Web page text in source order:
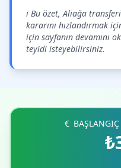
ℹ️ Bu özet, Aliağa
kararını hızlandırmak
için sayfanın devamını
teyidi isteyebilirsiniz.